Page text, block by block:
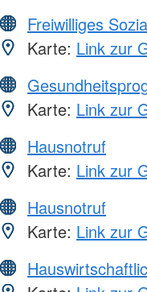
Freiwilliges
Karte: Link zur
Karte: Link zur
Hausnotruf
Karte: Link zur
Hausnotruf
Karte: Link zur